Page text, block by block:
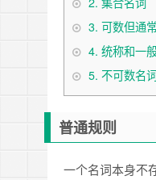
3. 可数但通
4. 统称和一
5. 不可数名
普通规则
一个名词本身不